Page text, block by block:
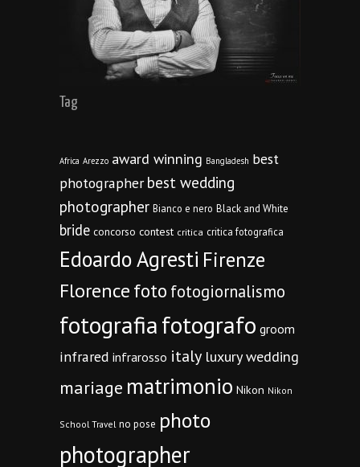
Tag
Africa Arezzo award winning Bangladesh best
photographer best wedding
photographer Bianco e nero Black and White
bride concorso contest critica critica fotografica
Edoardo Agresti Firenze
Florencefoto fotogiornalismo
fotografiafotografo groom
infrared infrarosso italy luxury wedding
mariage matrimonio Nikon Nikon
School Travel no pose photo
photographer